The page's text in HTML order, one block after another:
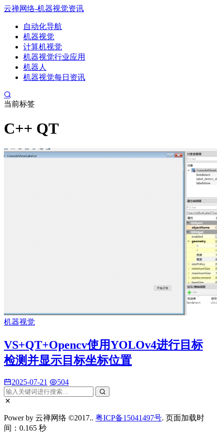
云禅网络-机器视觉资讯
自动化导航
机器视觉
计算机视觉
机器视觉行业应用
机器人
机器视觉每日资讯
当前标签
C++ QT
机器视觉
VS+QT+Opencv使用YOLOv4进行目标
检测并显示目标坐标位置
2025-07-21 504
Power by 云禅网络 ©2017.. 粤ICP备15041497号. 页面加载时
间：0.165 秒